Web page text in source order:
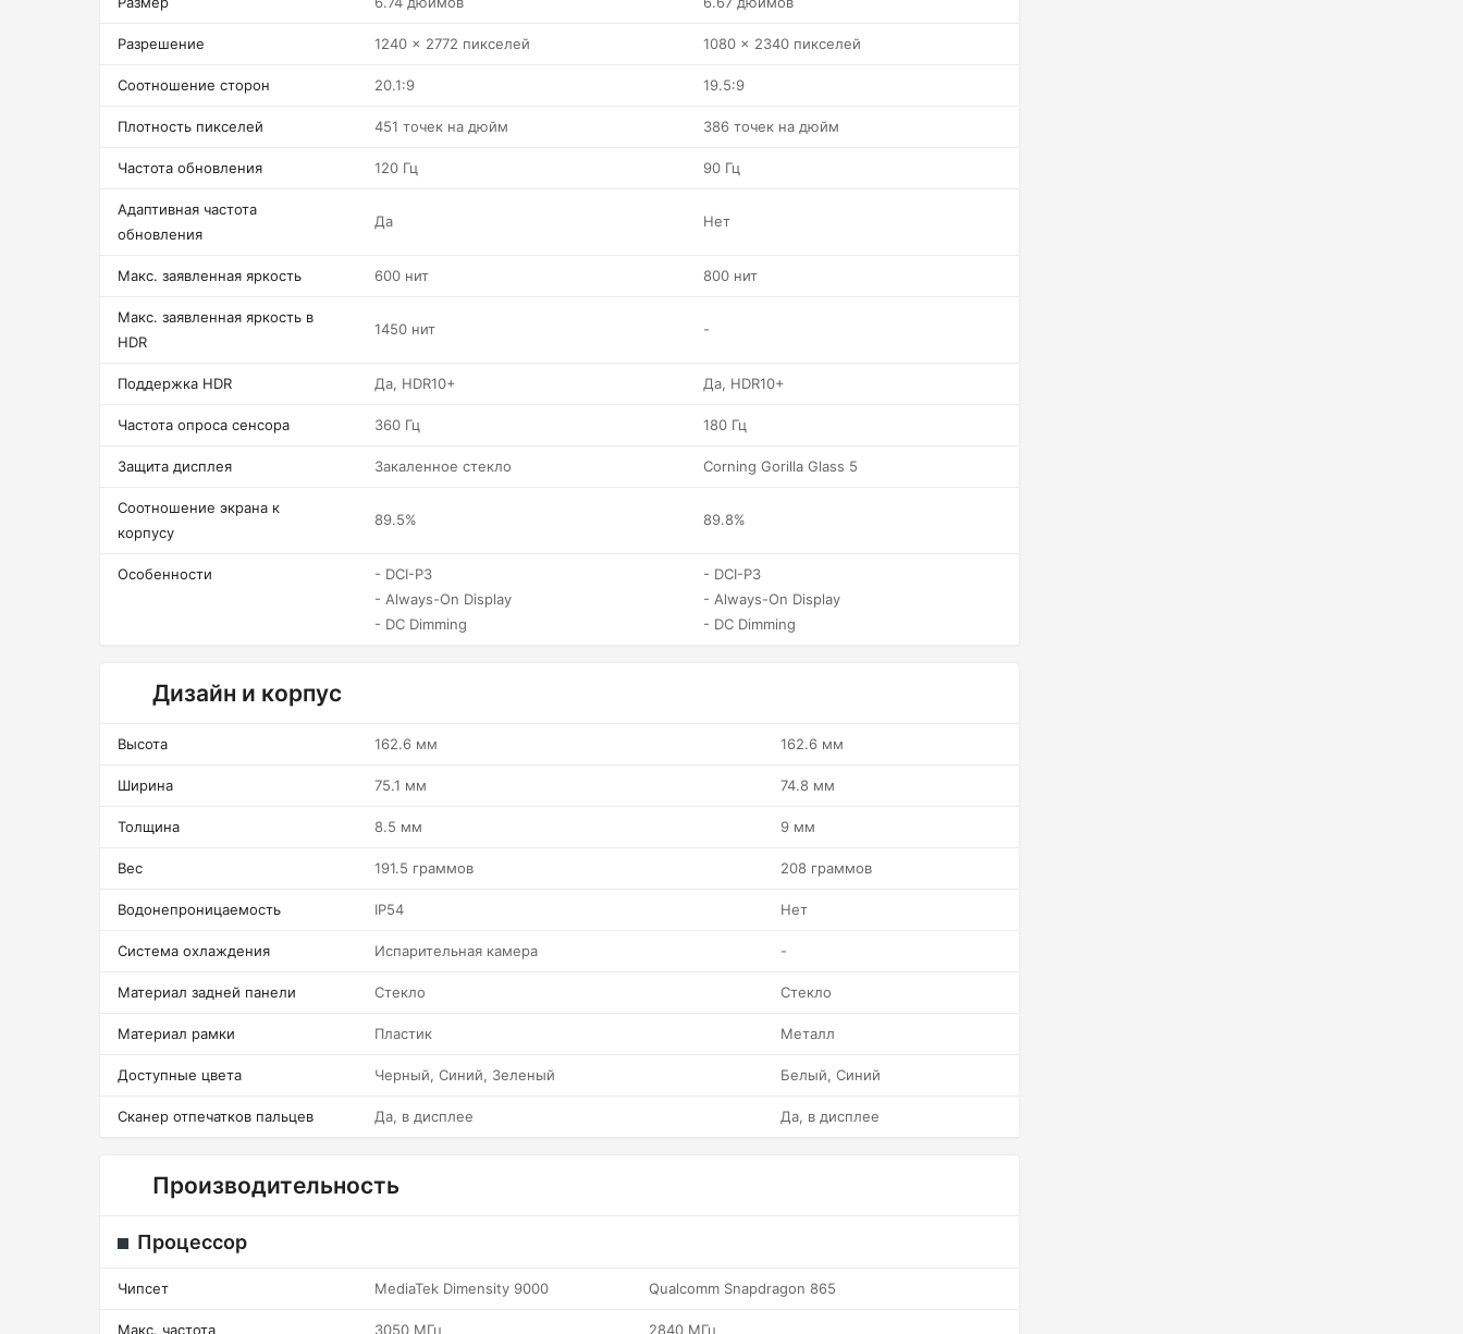
Разрешение 1240 x 2772 пикселей 1080 x 2340 пикселей
Соотношение сторон 20.1:9 19.5:9
Плотность пикселей 451 точек на дюйм 386 точек на дюйм
Частота обновления 120 Гц 90 Гц
Адаптивная частота
обновления
Да Нет
Макс. заявленная яркость 600 нит 800 нит
Макс. заявленная яркость в
HDR
1450 нит -
Поддержка HDR Да, HDR10+ Да, HDR10+
Частота опроса сенсора 360 Гц 180 Гц
Защита дисплея Закаленное стекло Corning Gorilla Glass 5
Соотношение экрана к
корпусу
89.5% 89.8%
Особенности
- DCI-P3
- Always-On Display
- DC Dimming
- DCI-P3
- Always-On Display
- DC Dimming
Дизайн и корпус
Высота 162.6 мм 162.6 мм
Ширина 75.1 мм 74.8 мм
Толщина 8.5 мм 9 мм
Вес 191.5 граммов 208 граммов
Водонепроницаемость IP54 Нет
Система охлаждения Испарительная камера -
Материал задней панели Стекло Стекло
Материал рамки Пластик Металл
Доступные цвета Черный, Синий, Зеленый Белый, Синий
Сканер отпечатков пальцев Да, в дисплее Да, в дисплее
Производительность
Процессор
Чипсет MediaTek Dimensity 9000 Qualcomm Snapdragon 865
Макс. частота 3050 МГц 2840 МГц